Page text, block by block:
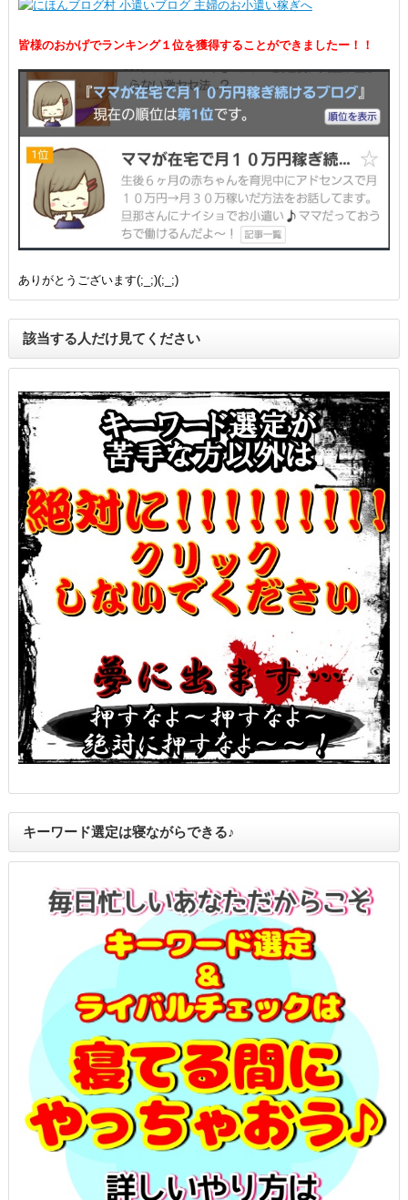
皆様のおかげでランキング１位を獲得することができましたー！！
ありがとうございます(;_;)(;_;)
該当する人だけ見てください
キーワード選定は寝ながらできる♪